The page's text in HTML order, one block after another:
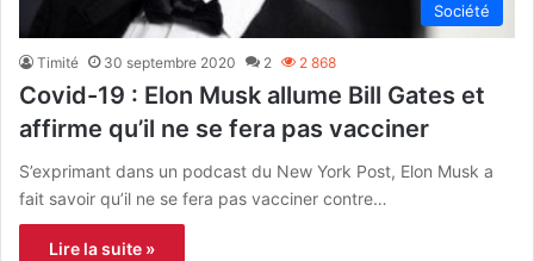
Société
Timité 30 septembre 2020 2 2 868
Covid-19 : Elon Musk allume Bill Gates et
affirme qu’il ne se fera pas vacciner
S’exprimant dans un podcast du New York Post, Elon Musk a
fait savoir qu’il ne se fera pas vacciner contre…
Lire la suite »